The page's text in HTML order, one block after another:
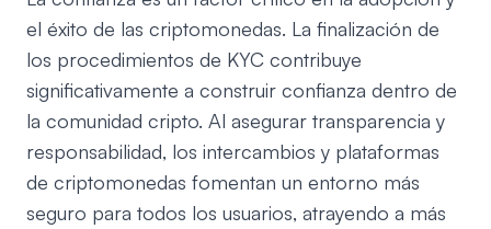
el éxito de las criptomonedas. La finalización de
los procedimientos de KYC contribuye
significativamente a construir confianza dentro de
la comunidad cripto. Al asegurar transparencia y
responsabilidad, los intercambios y plataformas
de criptomonedas fomentan un entorno más
seguro para todos los usuarios, atrayendo a más